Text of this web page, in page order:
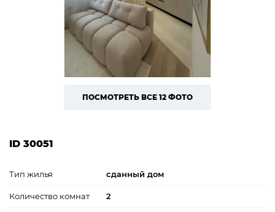
ПОСМОТРЕТЬ ВСЕ 12 ФОТО
ID 30051
Тип жилья сданный дом
Количество комнат 2